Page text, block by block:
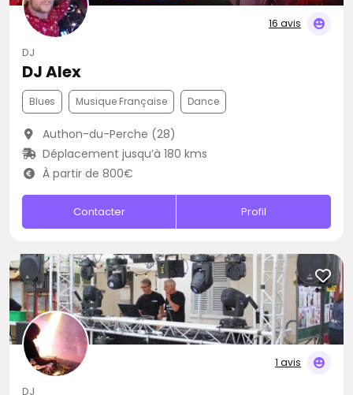
16 avis
DJ
DJ Alex
Blues Musique Française Dance
Authon-du-Perche (28)
Déplacement jusqu’à 180 kms
À partir de 800€
Contacter Profil
1 avis
DJ